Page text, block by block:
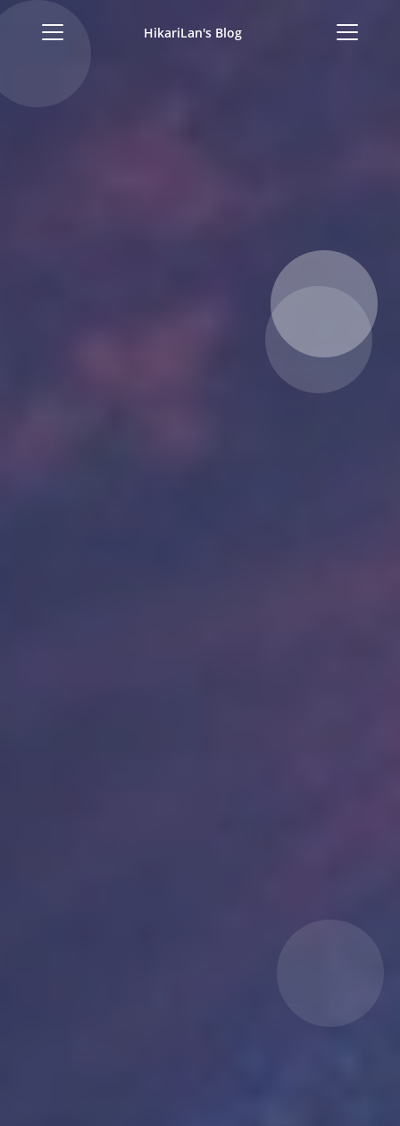
HikariLan's Blog